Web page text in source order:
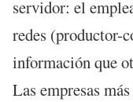
servidor: el
redes (productor-
información que
Las empresas